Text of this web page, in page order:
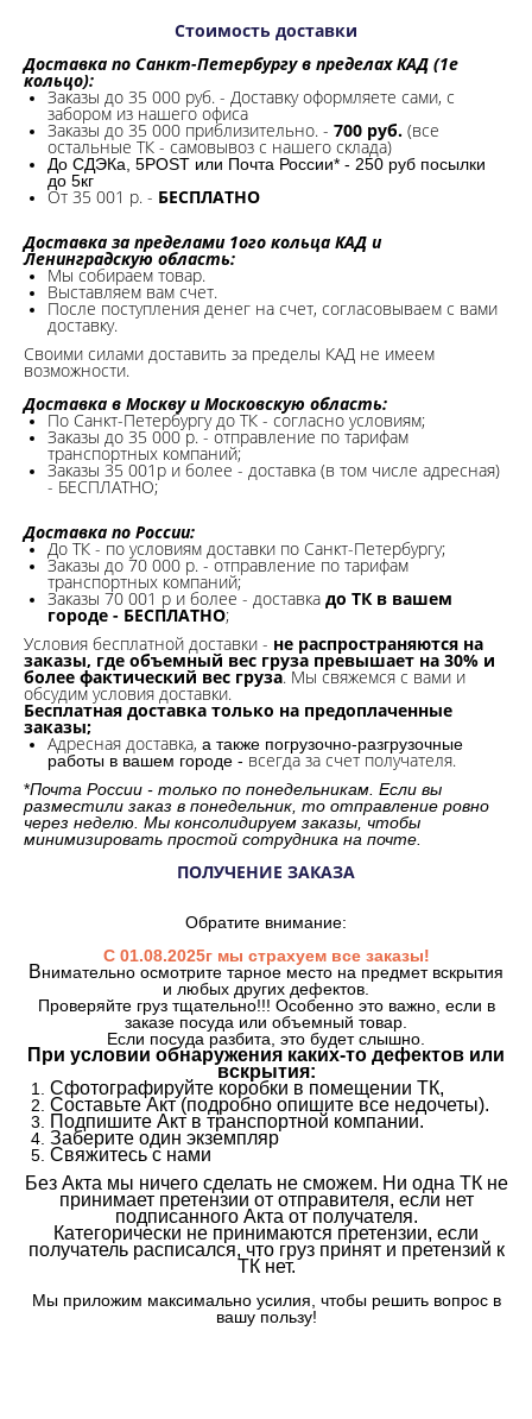
Стоимость доставки
Доставка по Санкт-Петербургу в пределах КАД (1е
кольцо):
Заказы до 35 000 руб. - Доставку оформляете сами, с
забором из нашего офиса
Заказы до 35 000 приблизительно. - 700 руб. (все
остальные ТК - самовывоз с нашего склада)
До СДЭКа, 5POST или Почта России* - 250 руб посылки
до 5кг
От 35 001 р. - БЕСПЛАТНО
Доставка за пределами 1ого кольца КАД и
Ленинградскую область:
Мы собираем товар.
Выставляем вам счет.
После поступления денег на счет, согласовываем с вами
доставку.
Своими силами доставить за пределы КАД не имеем
возможности.​
Доставка в Москву и Московскую область:
По Санкт-Петербургу до ТК - согласно условиям;
Заказы до 35 000 р. - отправление по тарифам
транспортных компаний;
Заказы 35 001р и более - доставка (в том числе адресная)
- БЕСПЛАТНО;
Доставка по России:
До ТК - по условиям доставки по Санкт-Петербургу;
Заказы до 70 000 р. - отправление по тарифам
транспортных компаний;
Заказы 70 001 р и более - доставка до ТК в вашем
городе - БЕСПЛАТНО;
Условия бесплатной доставки - не распространяются на
заказы, где объемный вес груза превышает на 30% и
более фактический вес груза. Мы свяжемся с вами и
обсудим условия доставки.
Бесплатная доставка только на предоплаченные
заказы;
Адресная доставка, а также погрузочно-разгрузочные
работы в вашем городе - всегда за счет получателя.
*Почта России - только по понедельникам. Если вы
разместили заказ в понедельник, то отправление ровно
через неделю. Мы консолидируем заказы, чтобы
минимизировать простой сотрудника на почте.
ПОЛУЧЕНИЕ ЗАКАЗА
Обратите внимание:
С 01.08.2025г мы страхуем все заказы!
Внимательно осмотрите тарное место на предмет вскрытия
и любых других дефектов.
Проверяйте груз тщательно!!! Особенно это важно, если в
заказе посуда или объемный товар.
Если посуда разбита, это будет слышно.
При условии обнаружения каких-то дефектов или
вскрытия:
Сфотографируйте коробки в помещении ТК,
Составьте Акт (подробно опишите все недочеты).
Подпишите Акт в транспортной компании.
Заберите один экземпляр
Свяжитесь с нами
Без Акта мы ничего сделать не сможем. Ни одна ТК не
принимает претензии от отправителя, если нет
подписанного Акта от получателя.
Категорически не принимаются претензии, если
получатель расписался, что груз принят и претензий к
ТК нет.
Мы приложим максимально усилия, чтобы решить вопрос в
вашу пользу!